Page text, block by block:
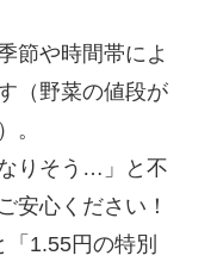
節や時間帯によ
（野菜の値段が
。
りそう…」と不
安心ください！
1.55円の特別